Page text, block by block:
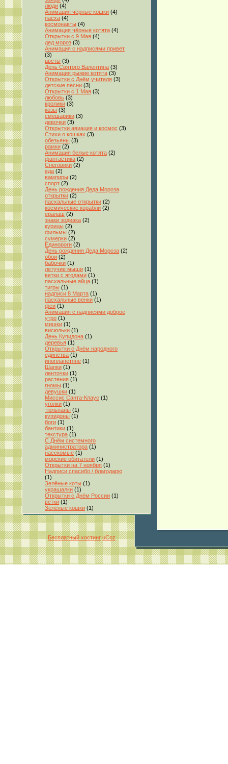
люди (4)
Анимация чёрные кошки (4)
пасха (4)
космонавты (4)
Анимация чёрные котята (4)
Открытки с 9 Мая (4)
дед мороз (3)
Анимация с надписями привет
(3)
цветы (3)
День Святого Валентина (3)
Анимация рыжие котята (3)
Открытки с Днём учителя (3)
детские песни (3)
Открытки с 1 Мая (3)
любовь (3)
кролики (3)
козы (3)
смешарики (3)
девочки (3)
Открытки авиация и космос (3)
Стихи о кошках (3)
обезьяны (3)
рамки (2)
Анимация белые котята (2)
фантастика (2)
Снеговики (2)
еда (2)
вампиры (2)
спорт (2)
День рождения Деда Мороза
открытки (2)
пасхальные открытки (2)
космические корабли (2)
ералаш (2)
знаки зодиака (2)
курицы (2)
фильмы (2)
сумерки (2)
Единороги (2)
День рождения Деда Мороза (2)
обои (2)
бабочки (1)
летучие мыши (1)
ветки с ягодами (1)
пасхальные яйца (1)
тигры (1)
надписи 8 Марта (1)
пасхальные венки (1)
феи (1)
Анимация с надписями доброе
утро (1)
мишки (1)
висюльки (1)
День Купидона (1)
деревья (1)
Открытки с Днём народного
единства (1)
инопланетяне (1)
Шапки (1)
ленточки (1)
растения (1)
гномы (1)
девушки (1)
Миссис Санта-Клаус (1)
уголки (1)
тюльпаны (1)
купидоны (1)
боги (1)
бантики (1)
текстура (1)
С Днём системного
администратора (1)
насекомые (1)
морские обитатели (1)
Открытки на 7 ноября (1)
Надписи спасибо / благодарю
(1)
Зелёные коты (1)
украшалки (1)
Открытки с Днём России (1)
ветки (1)
Зелёные кошки (1)
Бесплатный хостинг uCoz